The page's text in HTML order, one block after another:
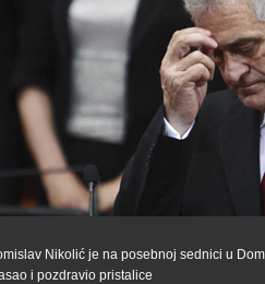
Nikolić je na posebnoj sednici u
i pozdravio pristalice